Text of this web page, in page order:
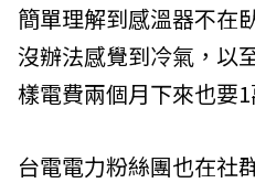
簡單理解到感溫器不在
沒辦法感覺到冷氣，以
樣電費兩個月下來也要1
台電電力粉絲團也在社